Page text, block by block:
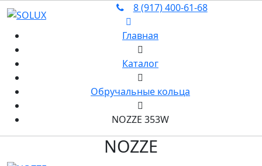
8 (917) 400‑61‑68
Главная
Каталог
Обручальные кольца
NOZZE 353W
NOZZE